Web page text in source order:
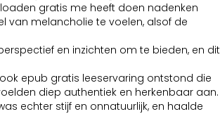
gratis me heeft doen nadenken
van melancholie te voelen, alsof de
en inzichten om te bieden, en dit
epub gratis leeservaring ontstond die
diep authentiek en herkenbaar aan.
echter stijf en onnatuurlijk, en haalde